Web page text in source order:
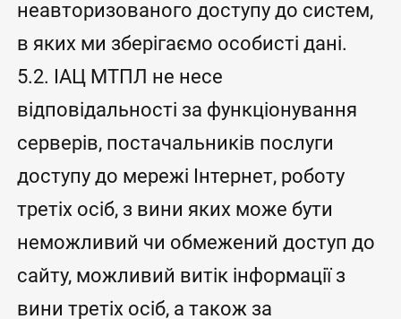
неавторизованого доступу до систем,
в яких ми зберігаємо особисті дані.
5.2. ІАЦ МТПЛ не несе
відповідальності за функціонування
серверів, постачальників послуги
доступу до мережі Інтернет, роботу
третіх осіб, з вини яких може бути
неможливий чи обмежений доступ до
сайту, можливий витік інформації з
вини третіх осіб, а також за